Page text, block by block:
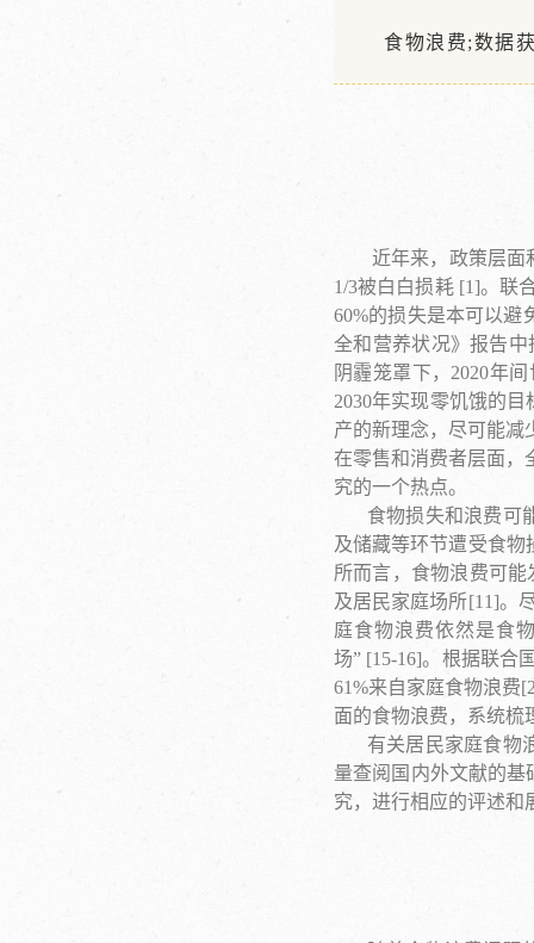
食物浪费;数据
近年来，政策层面
1/3被白白损耗 [1]。联
60%的损失是本可以避
全和营养状况》报告中
阴霾笼罩下，2020年
2030年实现零饥饿的
产的新理念，尽可能减
在零售和消费者层面，
究的一个热点。
食物损失和浪费可
及储藏等环节遭受食
所而言，食物浪费可
及居民家庭场所[11]。
庭食物浪费依然是食
场” [15-16]。根据联合
61%来自家庭食物浪费
面的食物浪费，系统梳
有关居民家庭食物
量查阅国内外文献的
究，进行相应的评述和